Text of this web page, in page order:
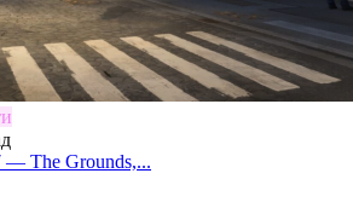
— The Grounds,...